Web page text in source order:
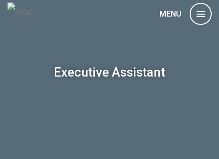
MENU
Executive Assistant